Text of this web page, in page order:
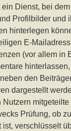
ein Dienst, bei
Profilbilder und
hinterlegen
E-
(vor allem in
den
dargestellt
Nutzern
Prüfung, ob
ist, verschlüsselt